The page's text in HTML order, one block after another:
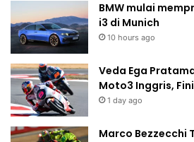
BMW mulai
i3 di Munich
10 hours ago
Veda Ega
Moto3 Inggris,
1 day ago
Marco Bezzecchi